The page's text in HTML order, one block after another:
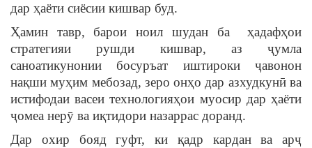
дар ҳаёти сиёсии кишвар буд.
Ҳамин тавр, барои ноил шудан ба ҳадафҳои
стратегияи рушди кишвар, аз ҷумла
саноатикунонии босуръат иштироки ҷавонон
нақши муҳим мебозад, зеро онҳо дар азхудкунӣ ва
истифодаи васеи технологияҳои муосир дар ҳаёти
ҷомеа нерӯ ва иқтидори назаррас доранд.
Дар охир бояд гуфт, ки қадр кардан ва арҷ